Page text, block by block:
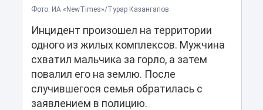
Фото: ИА «NewTimes»/Турар Казангапов
Инцидент произошел на территории
одного из жилых комплексов. Мужчина
схватил мальчика за горло, а затем
повалил его на землю. После
случившегося семья обратилась с
заявлением в полицию.